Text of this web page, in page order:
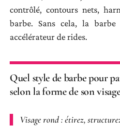
contrôlé, contours nets,
barbe. Sans cela, la
accélérateur de rides.
Quel style de barbe pour
selon la forme de son
Visage rond : étirez,